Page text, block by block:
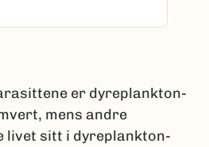
er dyreplankton-
mens andre
livet sitt i dyreplankton-